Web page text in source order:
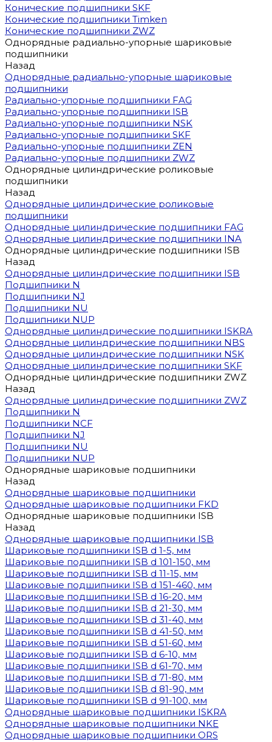
Конические подшипники SKF
Конические подшипники Timken
Конические подшипники ZWZ
Однорядные радиально-упорные шариковые
подшипники
Назад
Однорядные радиально-упорные шариковые
подшипники
Радиально-упорные подшипники FAG
Радиально-упорные подшипники ISB
Радиально-упорные подшипники NSK
Радиально-упорные подшипники SKF
Радиально-упорные подшипники ZEN
Радиально-упорные подшипники ZWZ
Однорядные цилиндрические роликовые
подшипники
Назад
Однорядные цилиндрические роликовые
подшипники
Однорядные цилиндрические подшипники FAG
Однорядные цилиндрические подшипники INA
Однорядные цилиндрические подшипники ISB
Назад
Однорядные цилиндрические подшипники ISB
Подшипники N
Подшипники NJ
Подшипники NU
Подшипники NUP
Однорядные цилиндрические подшипники ISKRA
Однорядные цилиндрические подшипники NBS
Однорядные цилиндрические подшипники NSK
Однорядные цилиндрические подшипники SKF
Однорядные цилиндрические подшипники ZWZ
Назад
Однорядные цилиндрические подшипники ZWZ
Подшипники N
Подшипники NCF
Подшипники NJ
Подшипники NU
Подшипники NUP
Однорядные шариковые подшипники
Назад
Однорядные шариковые подшипники
Однорядные шариковые подшипники FKD
Однорядные шариковые подшипники ISB
Назад
Однорядные шариковые подшипники ISB
Шариковые подшипники ISB d 1-5, мм
Шариковые подшипники ISB d 101-150, мм
Шариковые подшипники ISB d 11-15, мм
Шариковые подшипники ISB d 151-460, мм
Шариковые подшипники ISB d 16-20, мм
Шариковые подшипники ISB d 21-30, мм
Шариковые подшипники ISB d 31-40, мм
Шариковые подшипники ISB d 41-50, мм
Шариковые подшипники ISB d 51-60, мм
Шариковые подшипники ISB d 6-10, мм
Шариковые подшипники ISB d 61-70, мм
Шариковые подшипники ISB d 71-80, мм
Шариковые подшипники ISB d 81-90, мм
Шариковые подшипники ISB d 91-100, мм
Однорядные шариковые подшипники ISKRA
Однорядные шариковые подшипники NKE
Однорядные шариковые подшипники ORS